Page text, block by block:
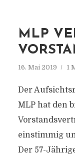
MLP
16. Mai 2019 1
Der
MLP hat den
einstimmig
Der 57-